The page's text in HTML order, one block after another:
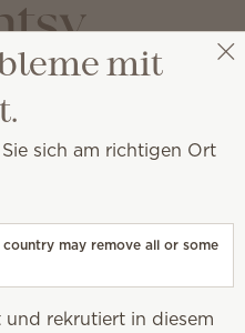
mit
sich am richtigen Ort
may remove all or some
und rekrutiert in diesem